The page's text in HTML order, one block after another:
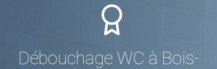
Débouchage WC à Bois-